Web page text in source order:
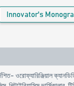
Innovator's
ওরোফ্যারিঞ্জিয়াল